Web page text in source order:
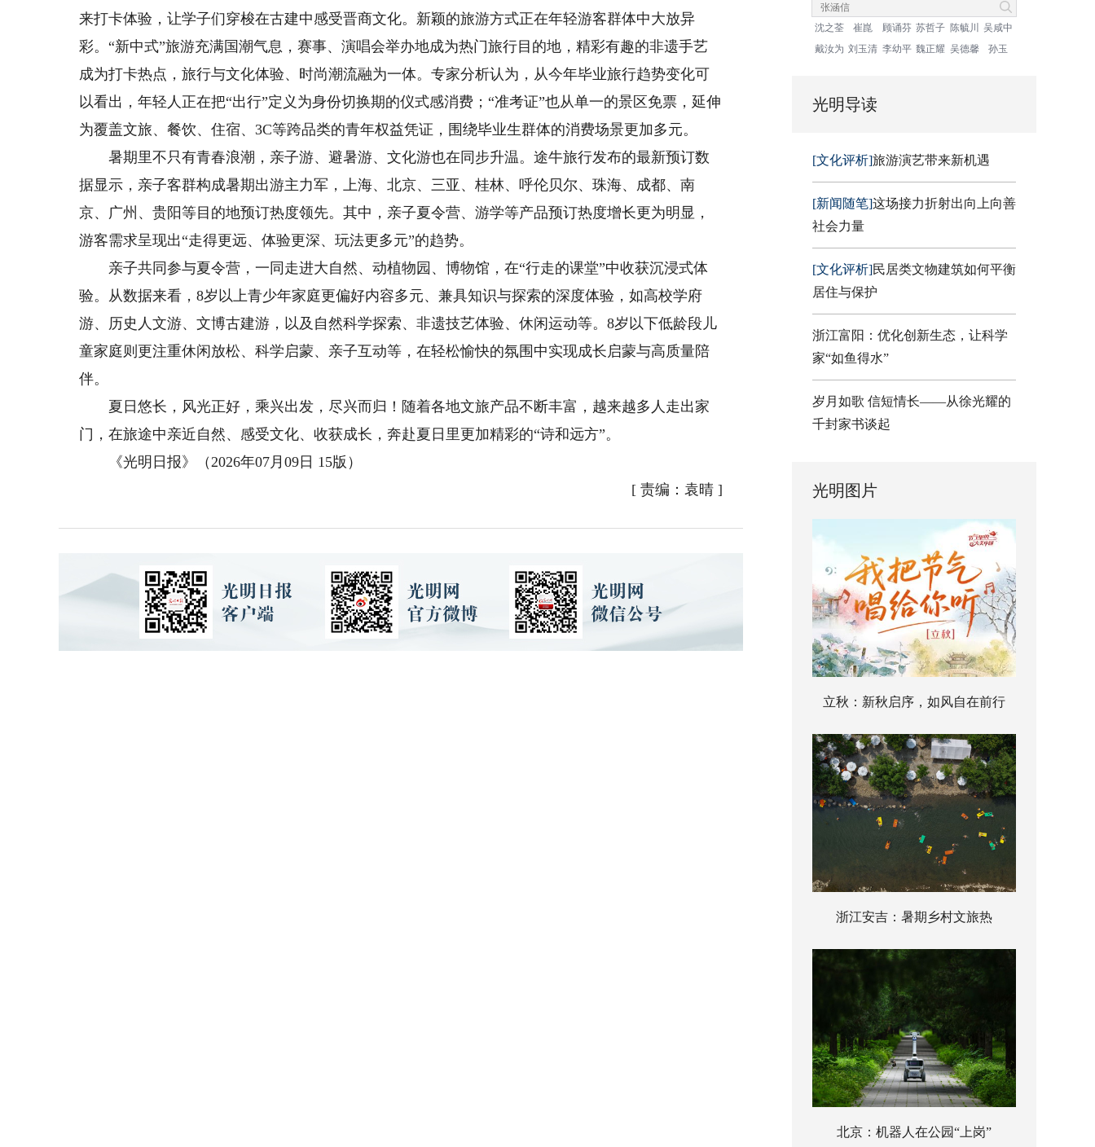
来打卡体验，让学子们穿梭在古建中感受晋商文化。新颖的旅游方式正在年轻游客群体中大放异
彩。“新中式”旅游充满国潮气息，赛事、演唱会举办地成为热门旅行目的地，精彩有趣的非遗手艺
成为打卡热点，旅行与文化体验、时尚潮流融为一体。专家分析认为，从今年毕业旅行趋势变化可
以看出，年轻人正在把“出行”定义为身份切换期的仪式感消费；“准考证”也从单一的景区免票，延伸
为覆盖文旅、餐饮、住宿、3C等跨品类的青年权益凭证，围绕毕业生群体的消费场景更加多元。
暑期里不只有青春浪潮，亲子游、避暑游、文化游也在同步升温。途牛旅行发布的最新预订数
据显示，亲子客群构成暑期出游主力军，上海、北京、三亚、桂林、呼伦贝尔、珠海、成都、南
京、广州、贵阳等目的地预订热度领先。其中，亲子夏令营、游学等产品预订热度增长更为明显，
游客需求呈现出“走得更远、体验更深、玩法更多元”的趋势。
亲子共同参与夏令营，一同走进大自然、动植物园、博物馆，在“行走的课堂”中收获沉浸式体
验。从数据来看，8岁以上青少年家庭更偏好内容多元、兼具知识与探索的深度体验，如高校学府
游、历史人文游、文博古建游，以及自然科学探索、非遗技艺体验、休闲运动等。8岁以下低龄段儿
童家庭则更注重休闲放松、科学启蒙、亲子互动等，在轻松愉快的氛围中实现成长启蒙与高质量陪
伴。
夏日悠长，风光正好，乘兴出发，尽兴而归！随着各地文旅产品不断丰富，越来越多人走出家
门，在旅途中亲近自然、感受文化、收获成长，奔赴夏日里更加精彩的“诗和远方”。
《光明日报》（2026年07月09日 15版）
[ 责编：袁晴]
沈之荃 崔崑 顾诵芬 苏哲子 陈毓川
吴咸中
戴汝为 刘玉清 李幼平 魏正耀 吴德馨 孙玉
光明导读
[文化评析]旅游演艺带来新机遇
[新闻随笔]这场接力折射出向上向善
社会力量
[文化评析]民居类文物建筑如何平衡
居住与保护
浙江富阳：优化创新生态，让科学
家“如鱼得水”
岁月如歌 信短情长——从徐光耀的
千封家书谈起
光明图片
立秋：新秋启序，如风自在前行
浙江安吉：暑期乡村文旅热
北京：机器人在公园“上岗”